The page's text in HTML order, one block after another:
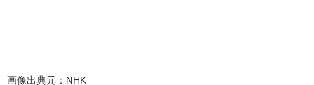
画像出典元：NHK